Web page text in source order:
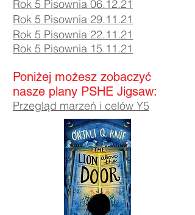
Rok 5 Pisownia 06.12.21
Rok 5 Pisownia 29.11.21
Rok 5 Pisownia 22.11.21
Rok 5 Pisownia 15.11.21
Poniżej możesz zobaczyć
nasze plany PSHE Jigsaw:
Przegląd marzeń i celów Y5